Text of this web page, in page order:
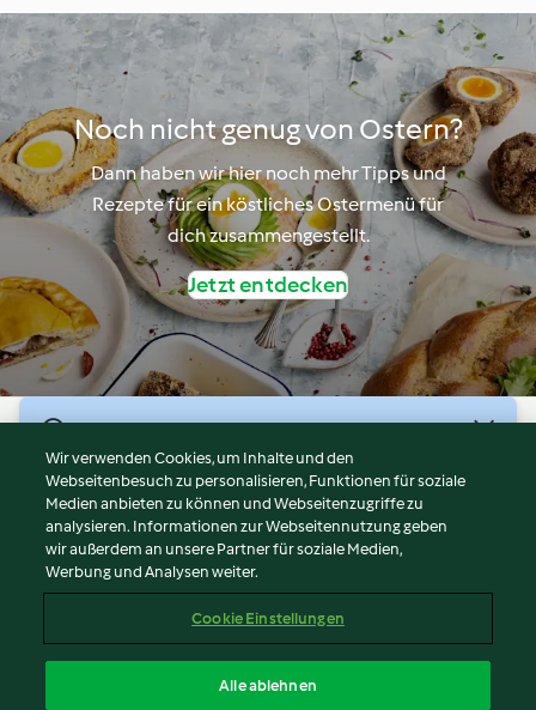
Noch nicht genug von Ostern?
Dann haben wir hier noch mehr Tipps und
Rezepte für ein köstliches Ostermenü für
dich zusammengestellt.
Jetzt entdecken
Nutzungsbedingungen
Datenschutzrichtlinien
Disclaimer
Impressum
Bericht Inhalt
Erklärung zur Barrierefreiheit
Wir verwenden Cookies, um Inhalte und den
Webseitenbesuch zu personalisieren, Funktionen für soziale
Medien anbieten zu können und Webseitenzugriffe zu
analysieren. Informationen zur Webseitennutzung geben
wir außerdem an unsere Partner für soziale Medien,
Werbung und Analysen weiter.
Cookie Einstellungen
Alle ablehnen